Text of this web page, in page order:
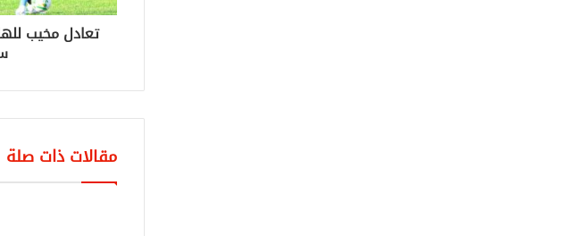
تعادل مخيب
مقالات ذات صلة